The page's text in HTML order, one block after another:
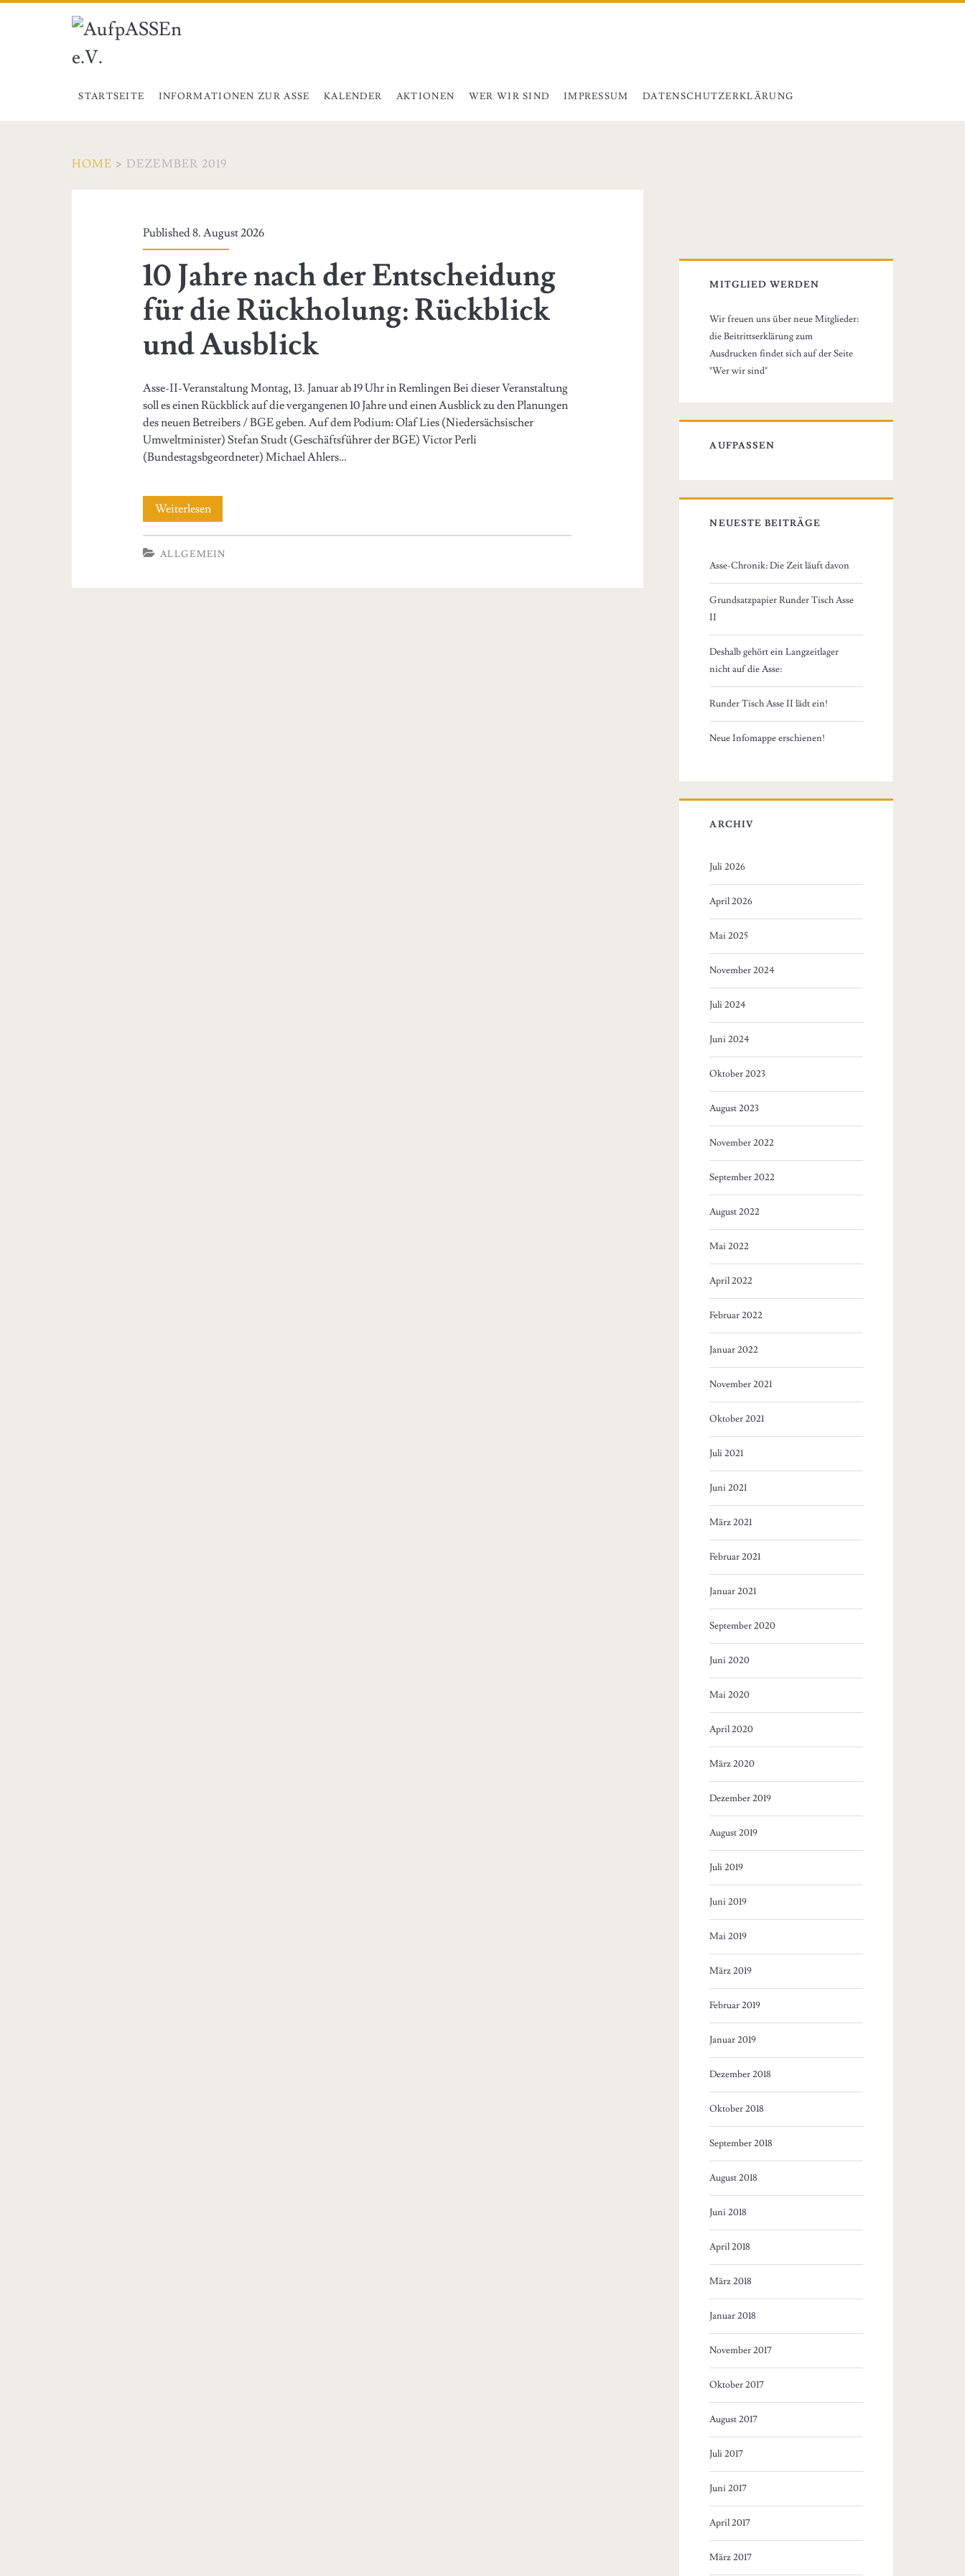
STARTSEITE INFORMATIONEN ZUR ASSE KALENDER AKTIONEN WER WIR SIND IMPRESSUM DATENSCHUTZERKLÄRUNG
HOME > DEZEMBER 2019
<span>Dezember
2019</span>
Published 8. August 2026
10 Jahre nach der Entscheidung
für die Rückholung: Rückblick
und Ausblick
Asse-II-Veranstaltung Montag, 13. Januar ab 19 Uhr in Remlingen Bei dieser Veranstaltung
soll es einen Rückblick auf die vergangenen 10 Jahre und einen Ausblick zu den Planungen
des neuen Betreibers / BGE geben. Auf dem Podium: Olaf Lies (Niedersächsischer
Umweltminister) Stefan Studt (Geschäftsführer der BGE) Victor Perli
(Bundestagsbgeordneter) Michael Ahlers…
Weiterlesen10
Jahre
nach
ALLGEMEIN
MITGLIED WERDEN
Wir freuen uns über neue Mitglieder:
die Beitrittserklärung zum
Ausdrucken findet sich auf der Seite
"Wer wir sind"
AUFPASSEN
NEUESTE BEITRÄGE
Asse-Chronik: Die Zeit läuft davon
Grundsatzpapier Runder Tisch Asse
II
Deshalb gehört ein Langzeitlager
nicht auf die Asse:
Runder Tisch Asse II lädt ein!
Neue Infomappe erschienen!
ARCHIV
Juli 2026
April 2026
Mai 2025
November 2024
Juli 2024
Juni 2024
Oktober 2023
August 2023
November 2022
September 2022
August 2022
Mai 2022
April 2022
Februar 2022
Januar 2022
November 2021
Oktober 2021
Juli 2021
Juni 2021
März 2021
Februar 2021
Januar 2021
September 2020
Juni 2020
Mai 2020
April 2020
März 2020
Dezember 2019
August 2019
Juli 2019
Juni 2019
Mai 2019
März 2019
Februar 2019
Januar 2019
Dezember 2018
Oktober 2018
September 2018
August 2018
Juni 2018
April 2018
März 2018
Januar 2018
November 2017
Oktober 2017
August 2017
Juli 2017
Juni 2017
April 2017
März 2017